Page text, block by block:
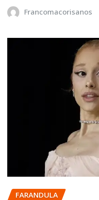
Francomacorisanos
FARANDULA